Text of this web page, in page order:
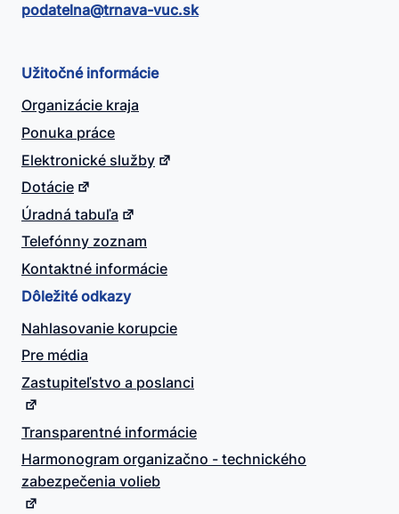
podatelna@​trnava-vuc.sk
Užitočné informácie
Organizácie kraja
Ponuka práce
Elektronické služby
Dotácie
Úradná tabuľa
Telefónny zoznam
Kontaktné informácie
Dôležité odkazy
Nahlasovanie korupcie
Pre média
Zastupiteľstvo a poslanci
Transparentné informácie
Harmonogram organizačno - technického
zabezpečenia volieb